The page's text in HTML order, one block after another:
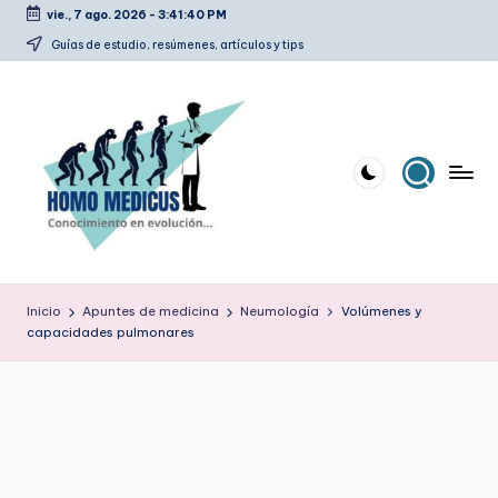
Saltar
vie., 7 ago. 2026 - 3:41:41 PM
Guías de estudio, resúmenes, artículos y tips
o
m
estudio,
Inicio Apuntes de medicina Neumología
Volúmenes y
capacidades pulmonares